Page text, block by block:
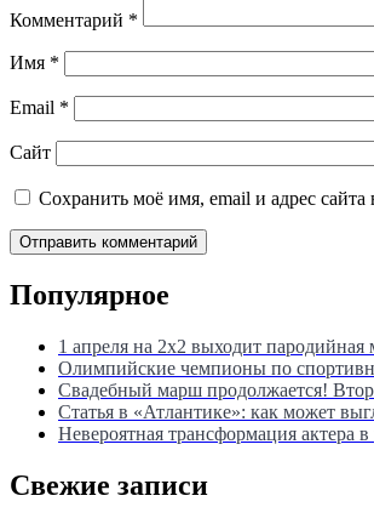
Комментарий *
Имя *
Email *
Сайт
Сохранить моё имя, email и адрес
Популярное
1 апреля на 2х2 выходит
Олимпийские чемпионы по
Свадебный марш продолжается!
Статья в «Атлантике»: как может
Невероятная трансформация актера
Свежие записи